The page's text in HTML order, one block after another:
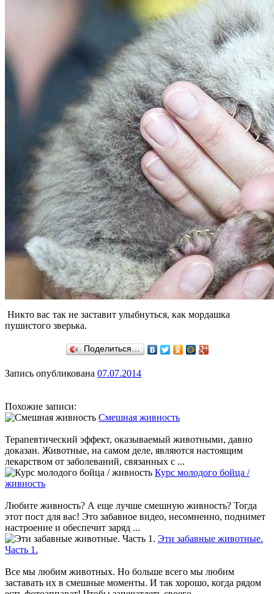
Никто вас так не заставит улыбнуться, как мордашка
пушистого зверька.
Поделиться…
Запись опубликована 07.07.2014
Похожие записи:
Смешная живность
Терапевтический эффект, оказываемый животными, давно
доказан. Животные, на самом деле, являются настоящим
лекарством от заболеваний, связанных с ...
Курс молодого бойца /
живность
Любите живность? А еще лучше смешную живность? Тогда
этот пост для вас! Это забавное видео, несомненно, поднимет
настроение и обеспечит заряд ...
Эти забавные животные.
Часть 1.
Все мы любим животных. Но больше всего мы любим
заставать их в смешные моменты. И так хорошо, когда рядом